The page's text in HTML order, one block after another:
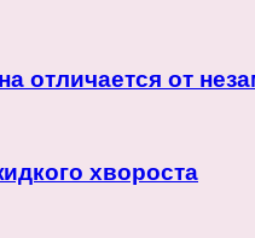
отличается от
хвороста